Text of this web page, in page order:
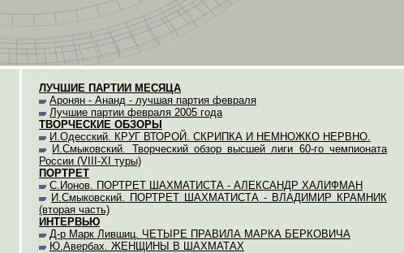
ЛУЧШИЕ ПАРТИИ МЕСЯЦА
Аронян - Ананд - лучшая партия февраля
Лучшие партии февраля 2005 года
ТВОРЧЕСКИЕ ОБЗОРЫ
И.Одесский. КРУГ ВТОРОЙ. СКРИПКА И НЕМНОЖКО НЕРВНО.
И.Смыковский. Творческий обзор высшей лиги 60-го чемпионата
России (VIII-XI туры)
ПОРТРЕТ
С.Ионов. ПОРТРЕТ ШАХМАТИСТА - АЛЕКСАНДР ХАЛИФМАН
И.Смыковский. ПОРТРЕТ ШАХМАТИСТА - ВЛАДИМИР КРАМНИК
(вторая часть)
ИНТЕРВЬЮ
Д-р Марк Лившиц. ЧЕТЫРЕ ПРАВИЛА МАРКА БЕРКОВИЧА
Ю.Авербах. ЖЕНЩИНЫ В ШАХМАТАХ